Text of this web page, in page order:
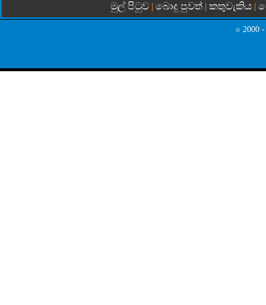
මුල් පිටුව | බොදු පුවත් | කතුවැකිය |
© 2000